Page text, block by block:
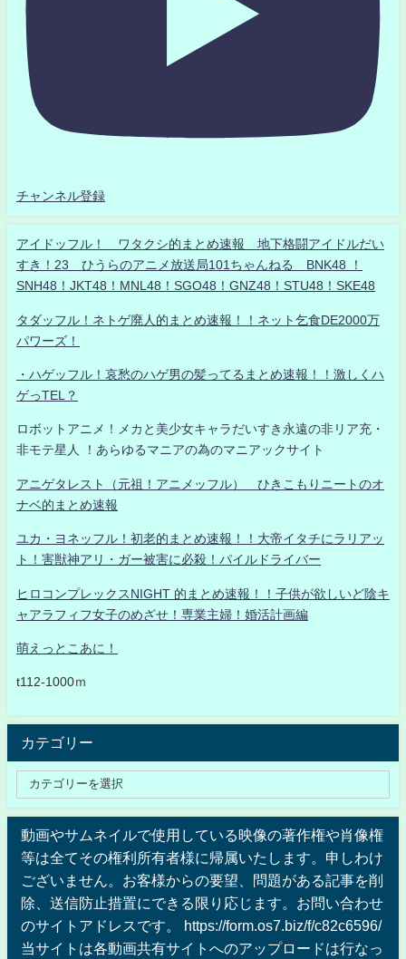
チャンネル登録
アイドッフル！ ワタクシ的まとめ速報 地下格闘アイドルだい
すき！23 ひうらのアニメ放送局101ちゃんねる BNK48 ！
SNH48！JKT48！MNL48！SGO48！GNZ48！STU48！SKE48
タダッフル！ネトゲ廃人的まとめ速報！！ネット乞食DE2000万
パワーズ！
・ハゲッフル！哀愁のハゲ男の髪ってるまとめ速報！！激しくハ
ゲっTEL？
ロボットアニメ！メカと美少女キャラだいすき永遠の非リア充・
非モテ星人 ！あらゆるマニアの為のマニアックサイト
アニゲタレスト（元祖！アニメッフル） ひきこもりニートのオ
ナベ的まとめ速報
ユカ・ヨネッフル！初老的まとめ速報！！大帝イタチにラリアッ
ト！害獣神アリ・ガー被害に必殺！パイルドライバー
ヒロコンプレックスNIGHT 的まとめ速報！！子供が欲しいど陰キ
ャアラフィフ女子のめざせ！専業主婦！婚活計画編
萌えっとこあに！
t112-1000ｍ
カテゴリー
動画やサムネイルで使用している映像の著作権や肖像権
等は全てその権利所有者様に帰属いたします。申しわけ
ございません。お客様からの要望、問題がある記事を削
除、送信防止措置にできる限り応じます。お問い合わせ
のサイトアドレスです。 https://form.os7.biz/f/c82c6596/
当サイトは各動画共有サイトへのアップロードは行なっ